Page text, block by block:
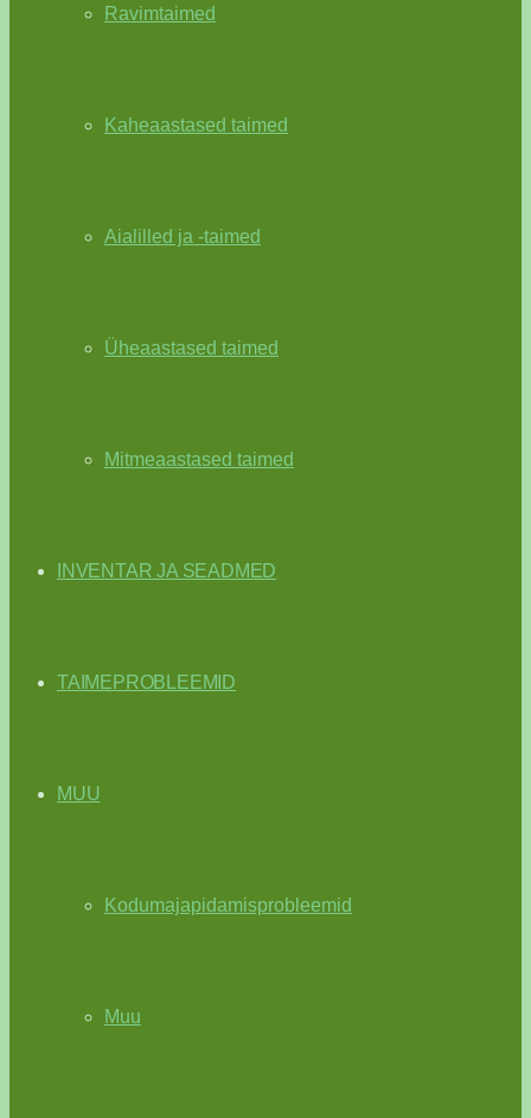
Ravimtaimed
Kaheaastased taimed
Aialilled ja -taimed
Üheaastased taimed
Mitmeaastased taimed
INVENTAR JA SEADMED
TAIMEPROBLEEMID
MUU
Kodumajapidamisprobleemid
Muu